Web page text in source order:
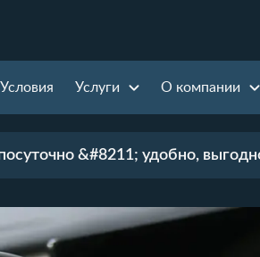
Условия Услуги О компании
&#8211; удобно,